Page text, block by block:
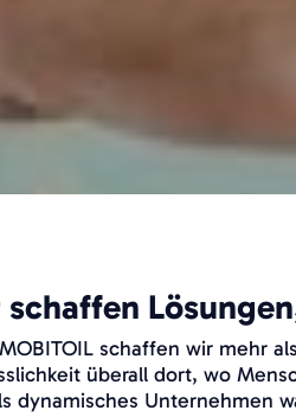
schaffen wir mehr
überall dort, wo
dynamisches Unternehmen